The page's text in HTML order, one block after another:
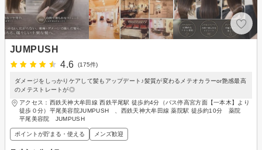
JUMPUSH
4.6
(175件)
ダメージをしっかりケアして髪もアップデート♪髪質が変わるメテオカラーor艶感最高
のメテストレートが◎
アクセス：西鉄天神大牟田線 西鉄平尾駅 徒歩約4分（バス停高宮方面【一本木】より
徒歩０分）平尾美容院JUMPUSH 、西鉄天神大牟田線 薬院駅 徒歩約10分 薬院
平尾美容院 JUMPUSH
ポイントが貯まる・使える メンズ歓迎